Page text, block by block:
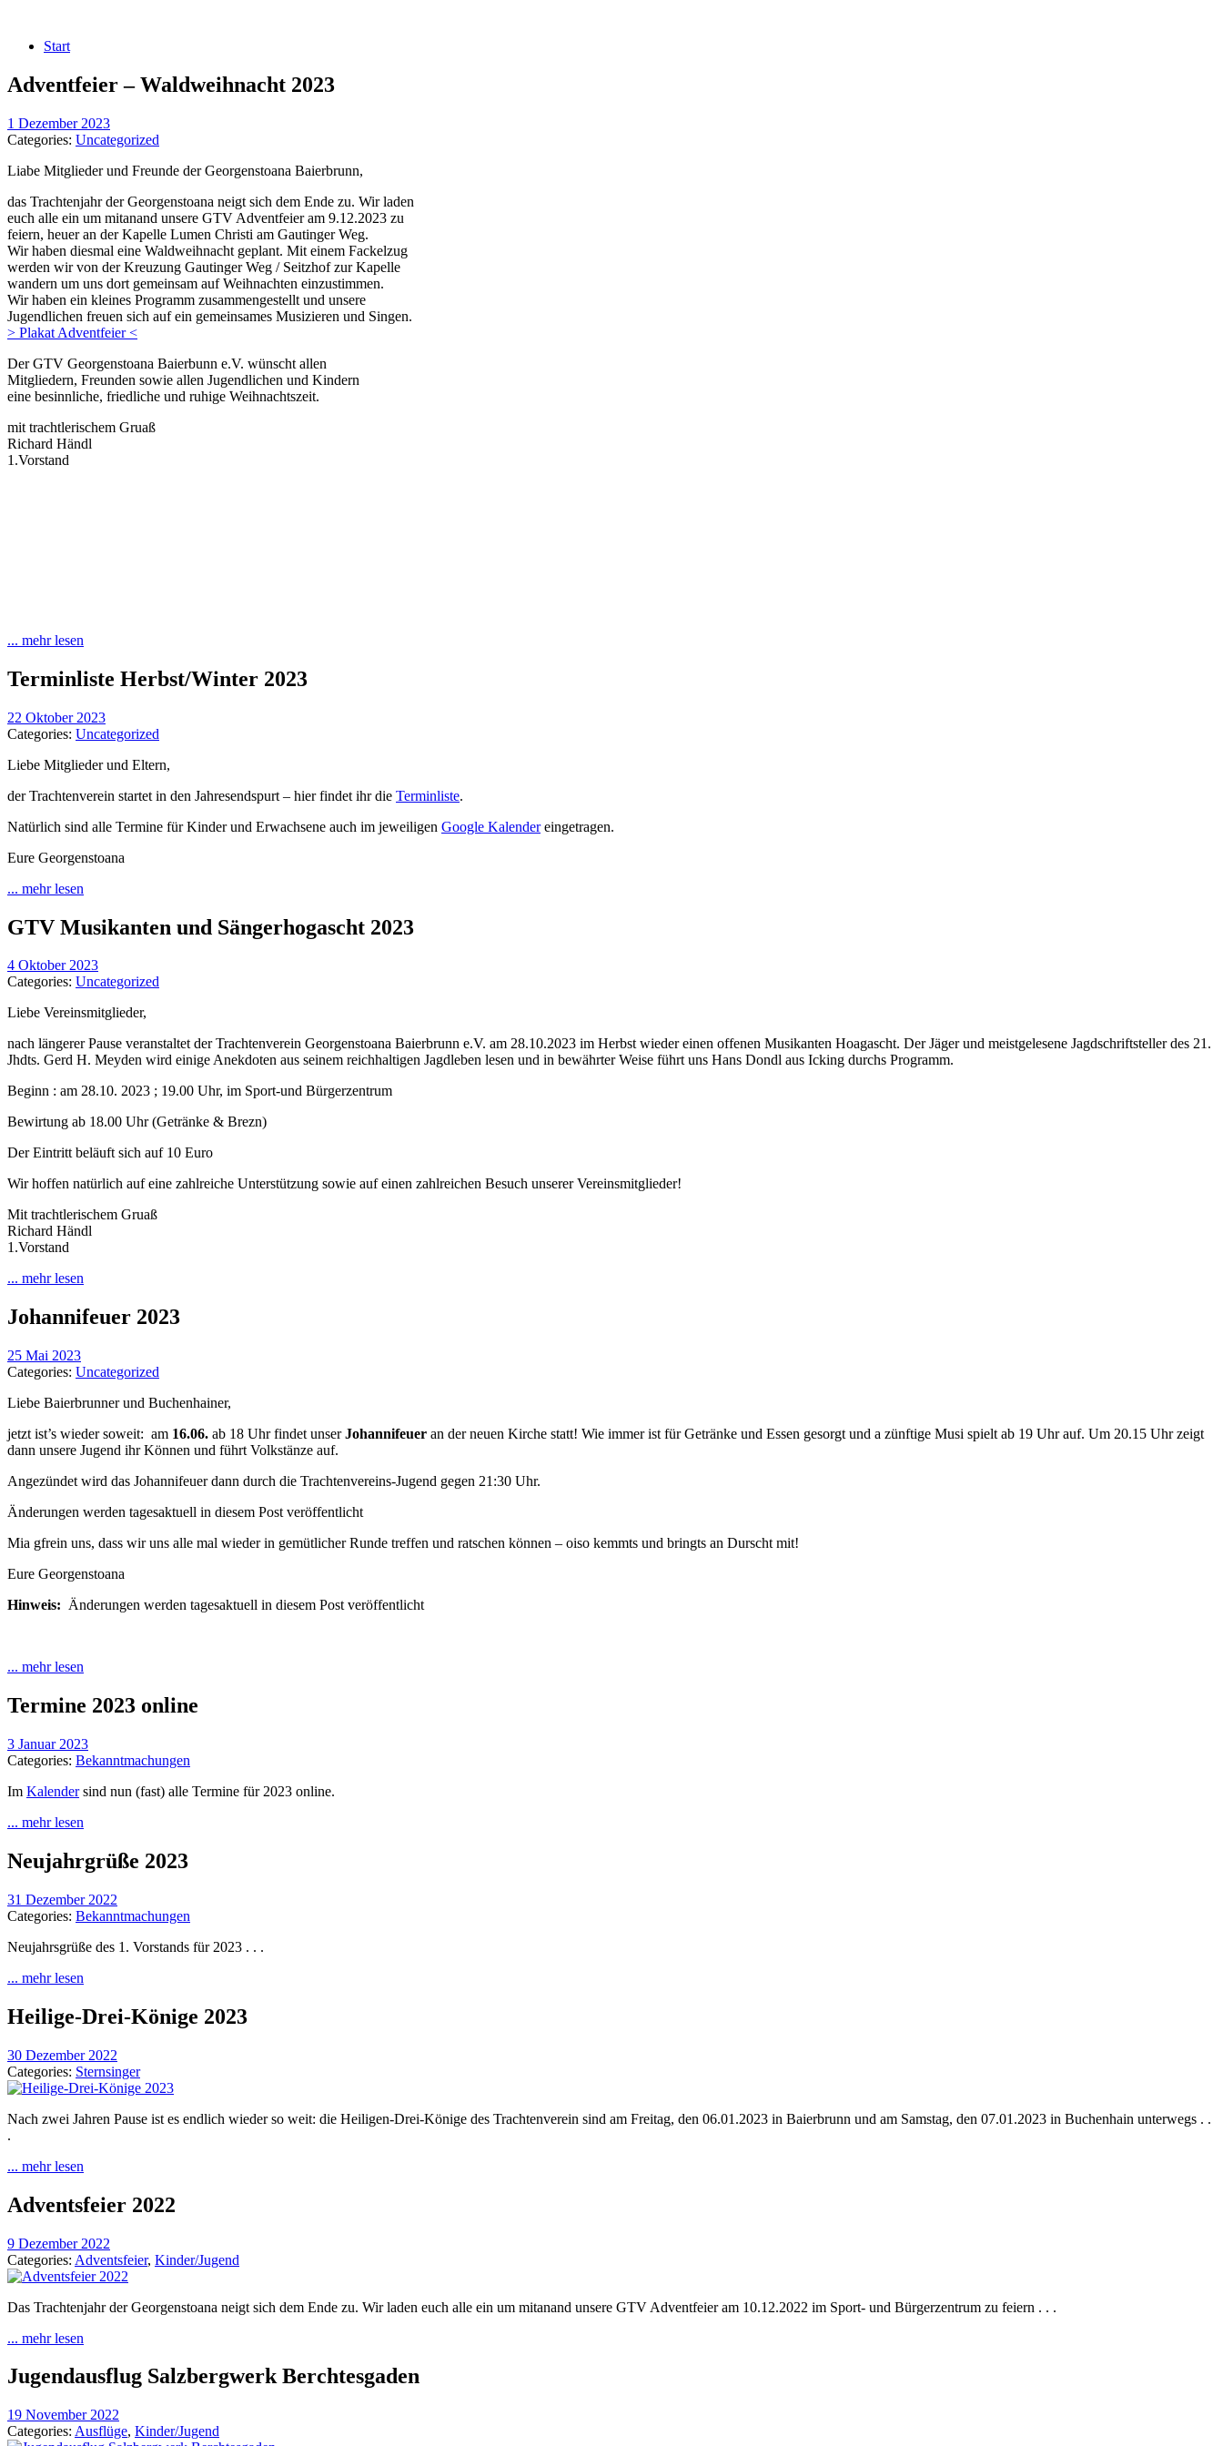
Start
Adventfeier – Waldweihnacht 2023
1 Dezember 2023
Categories: Uncategorized
Liabe Mitglieder und Freunde der Georgenstoana Baierbrunn,
das Trachtenjahr der Georgenstoana neigt sich dem Ende zu. Wir laden
euch alle ein um mitanand unsere GTV Adventfeier am 9.12.2023 zu
feiern, heuer an der Kapelle Lumen Christi am Gautinger Weg.
Wir haben diesmal eine Waldweihnacht geplant. Mit einem Fackelzug
werden wir von der Kreuzung Gautinger Weg / Seitzhof zur Kapelle
wandern um uns dort gemeinsam auf Weihnachten einzustimmen.
Wir haben ein kleines Programm zusammengestellt und unsere
Jugendlichen freuen sich auf ein gemeinsames Musizieren und Singen.
> Plakat Adventfeier <
Der GTV Georgenstoana Baierbunn e.V. wünscht allen
Mitgliedern, Freunden sowie allen Jugendlichen und Kindern
eine besinnliche, friedliche und ruhige Weihnachtszeit.
mit trachtlerischem Gruaß
Richard Händl
1.Vorstand
... mehr lesen
Terminliste Herbst/Winter 2023
22 Oktober 2023
Categories: Uncategorized
Liebe Mitglieder und Eltern,
der Trachtenverein startet in den Jahresendspurt – hier findet ihr die Terminliste.
Natürlich sind alle Termine für Kinder und Erwachsene auch im jeweiligen Google Kalendereingetragen.
Eure Georgenstoana
... mehr lesen
GTV Musikanten und Sängerhogascht 2023
4 Oktober 2023
Categories: Uncategorized
Liebe Vereinsmitglieder,
nach längerer Pause veranstaltet der Trachtenverein Georgenstoana Baierbrunn e.V. am 28.10.2023 im Herbst wieder einen offenen Musikanten Hoagascht. Der Jäger und meistgelesene Jagdschriftsteller des 21.
Jhdts. Gerd H. Meyden wird einige Anekdoten aus seinem reichhaltigen Jagdleben lesen und in bewährter Weise führt uns Hans Dondl aus Icking durchs Programm.
Beginn : am 28.10. 2023 ; 19.00 Uhr, im Sport-und Bürgerzentrum
Bewirtung ab 18.00 Uhr (Getränke & Brezn)
Der Eintritt beläuft sich auf 10 Euro
Wir hoffen natürlich auf eine zahlreiche Unterstützung sowie auf einen zahlreichen Besuch unserer Vereinsmitglieder!
Mit trachtlerischem Gruaß
Richard Händl
1.Vorstand
... mehr lesen
Johannifeuer 2023
25 Mai 2023
Categories: Uncategorized
Liebe Baierbrunner und Buchenhainer,
jetzt ist’s wieder soweit: am 16.06. ab 18 Uhr findet unserJohannifeuer an der neuen Kirche statt! Wie immer ist für Getränke und Essen gesorgt und a zünftige Musi spielt ab 19 Uhr auf. Um 20.15 Uhr zeigt
dann unsere Jugend ihr Können und führt Volkstänze auf.
Angezündet wird das Johannifeuer dann durch die Trachtenvereins-Jugend gegen 21:30 Uhr.
Änderungen werden tagesaktuell in diesem Post veröffentlicht
Mia gfrein uns, dass wir uns alle mal wieder in gemütlicher Runde treffen und ratschen können – oiso kemmts und bringts an Durscht mit!
Eure Georgenstoana
Hinweis: Änderungen werden tagesaktuell in diesem Post veröffentlicht
... mehr lesen
Termine 2023 online
3 Januar 2023
Categories: Bekanntmachungen
Im Kalendersind nun (fast) alle Termine für 2023 online.
... mehr lesen
Neujahrgrüße 2023
31 Dezember 2022
Categories: Bekanntmachungen
Neujahrsgrüße des 1. Vorstands für 2023 . . .
... mehr lesen
Heilige-Drei-Könige 2023
30 Dezember 2022
Categories: Sternsinger
Nach zwei Jahren Pause ist es endlich wieder so weit: die Heiligen-Drei-Könige des Trachtenverein sind am Freitag, den 06.01.2023 in Baierbrunn und am Samstag, den 07.01.2023 in Buchenhain unterwegs . .
.
... mehr lesen
Adventsfeier 2022
9 Dezember 2022
Categories: Adventsfeier, Kinder/Jugend
Das Trachtenjahr der Georgenstoana neigt sich dem Ende zu. Wir laden euch alle ein um mitanand unsere GTV Adventfeier am 10.12.2022 im Sport- und Bürgerzentrum zu feiern . . .
... mehr lesen
Jugendausflug Salzbergwerk Berchtesgaden
19 November 2022
Categories: Ausflüge, Kinder/Jugend